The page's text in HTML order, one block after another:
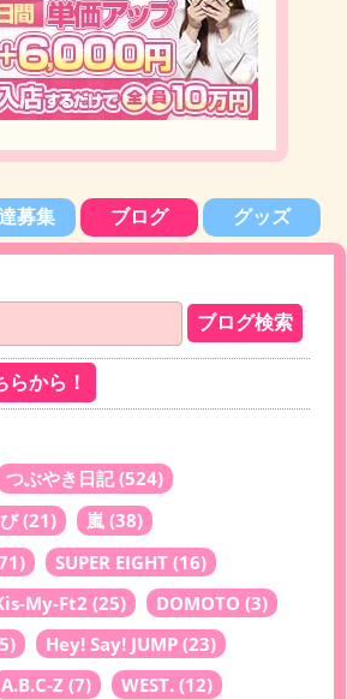
募集 ブログ グッズ
らから！
つぶやき日記(524)
(21) 嵐 (38)
SUPER EIGHT (16)
My-Ft2 (25) DOMOTO (3)
Hey! Say! JUMP (23)
A.B.C-Z (7) WEST. (12)